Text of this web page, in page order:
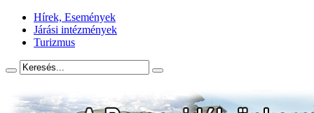
Hírek, Események
Járási intézmények
Turizmus